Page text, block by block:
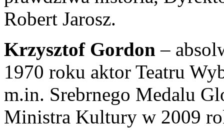
Robert Jarosz.
Krzysztof Gordon –
1970 roku aktor Teatru
m.in. Srebrnego Medalu
Ministra Kultury w 2009